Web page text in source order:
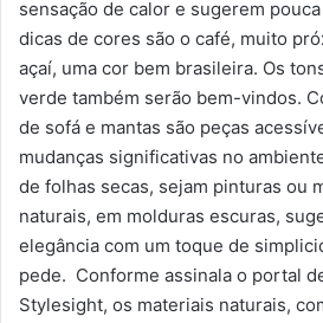
sensação de calor e sugerem
dicas de cores são o café, muito
açaí, uma cor bem brasileira. Os
verde também serão bem-vindos.
de sofá e mantas são peças
mudanças significativas no
de folhas secas, sejam pinturas ou
naturais, em molduras escuras,
elegância com um toque de
pede. Conforme assinala o portal
Stylesight, os materiais naturais,